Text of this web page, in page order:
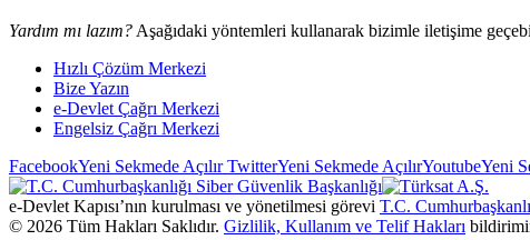
Yardım mı lazım? Aşağıdaki yöntemleri kullanarak bizimle iletişime
Hızlı Çözüm Merkezi
Bize Yazın
e-Devlet Çağrı Merkezi
Engelsiz Çağrı Merkezi
FacebookYeni Sekmede AçılırTwitterYeni Sekmede AçılırYoutubeYeni
e-Devlet Kapısı’nın kurulması ve yönetilmesi görevi T.C.
© 2026 Tüm Hakları Saklıdır. Gizlilik, Kullanım ve Telif Hakları